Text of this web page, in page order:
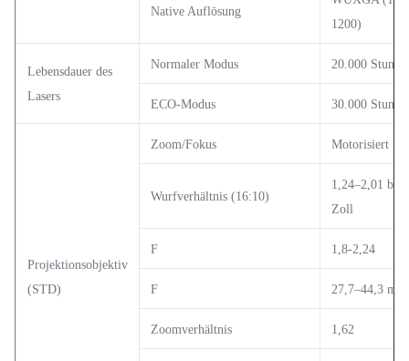
Native Auflösung
1200)
Lebensdauer des
Lasers
Normaler Modus 20.000
ECO-Modus 30.000
Projektionsobjektiv
(STD)
Zoom/Fokus Motorisiert
Wurfverhältnis (16:10)
1,24–2,01 bei
Zoll
F 1,8-2,24
F 27,7–44,3 mm
Zoomverhältnis 1,62